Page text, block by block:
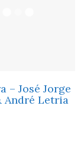
– José Jorge
André Letria